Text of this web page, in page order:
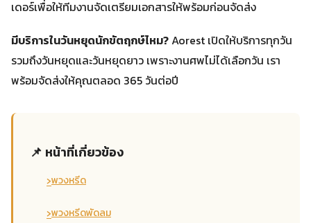
เดอร์เพื่อให้ทีมงานจัดเตรียมเอกสารให้พร้อมก่อนจัดส่ง
มีบริการในวันหยุดนักขัตฤกษ์ไหม?Aorest เปิดให้บริการทุกวัน
รวมถึงวันหยุดและวันหยุดยาว เพราะงานศพไม่ได้เลือกวัน เรา
พร้อมจัดส่งให้คุณตลอด 365 วันต่อปี
📌 หน้าที่เกี่ยวข้อง
›พวงหรีด
›พวงหรีดพัดลม